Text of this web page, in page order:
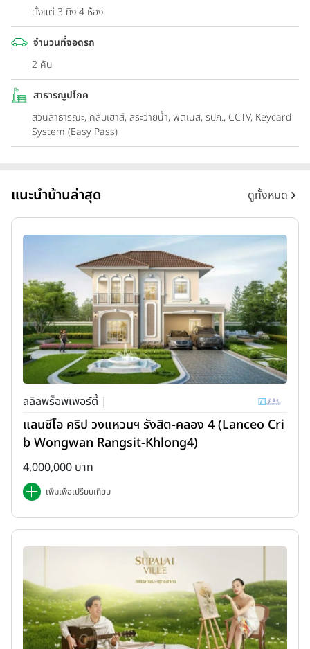
ตั้งแต่ 3 ถึง 4 ห้อง
จำนวนที่จอดรถ
2 คัน
สาธารณูปโภค
สวนสาธารณะ, คลับเฮาส์, สระว่ายน้ำ, ฟิตเนส, รปภ., CCTV, Keycard
System (Easy Pass)
แนะนำบ้านล่าสุด ดูทั้งหมด
ลลิลพร็อพเพอร์ตี้ |
แลนซีโอ คริป วงแหวนฯ รังสิต-คลอง 4 (Lanceo Cri
b Wongwan Rangsit-Khlong4)
4,000,000 บาท
เพิ่มเพื่อเปรียบเทียบ